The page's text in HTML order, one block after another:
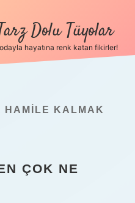
Dolu Tüyolar
hayatına renk katan fikirler!
HAMILE KALMAK
ÇOK NE